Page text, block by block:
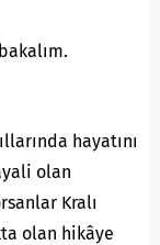
hayatını
olan
Kralı
olan hikâye